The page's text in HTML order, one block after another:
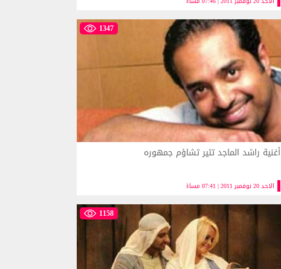
1347
الاحد 20 نوفمبر 2011 | 07:41 مساءً
أغنية راشد الماجد تثير تشاؤم جمهوره
1158